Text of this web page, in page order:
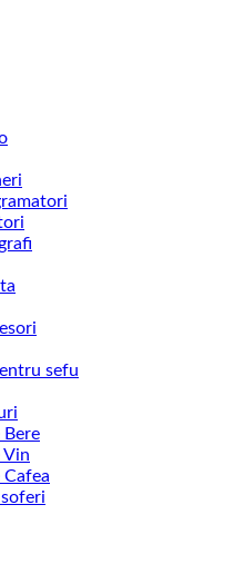
sefu
Bere
Vin